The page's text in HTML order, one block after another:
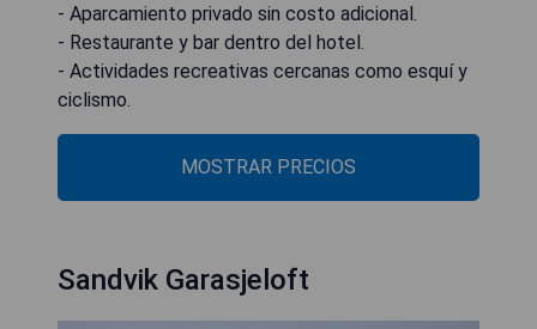
- Aparcamiento privado sin costo adicional.
- Restaurante y bar dentro del hotel.
- Actividades recreativas cercanas como esquí y
ciclismo.
MOSTRAR PRECIOS
Sandvik Garasjeloft